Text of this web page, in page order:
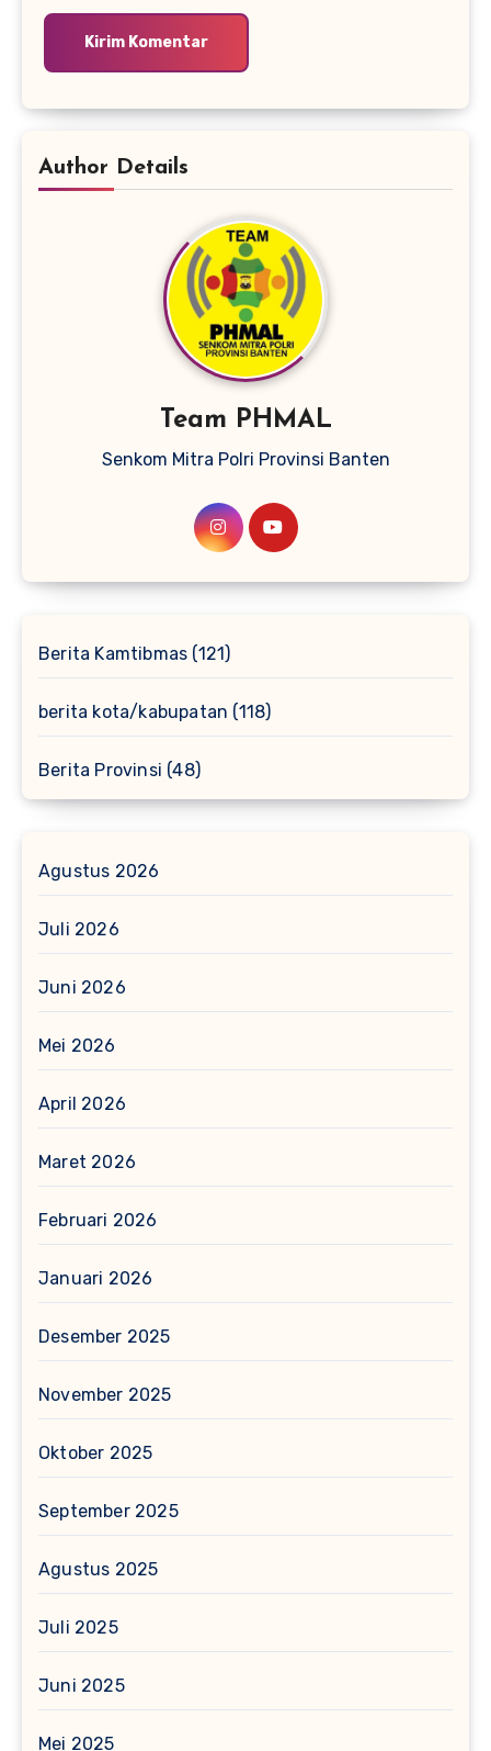
Author Details
Team PHMAL
Senkom Mitra Polri Provinsi Banten
Berita Kamtibmas (121)
berita kota/kabupatan (118)
Berita Provinsi (48)
Agustus 2026
Juli 2026
Juni 2026
Mei 2026
April 2026
Maret 2026
Februari 2026
Januari 2026
Desember 2025
November 2025
Oktober 2025
September 2025
Agustus 2025
Juli 2025
Juni 2025
Mei 2025